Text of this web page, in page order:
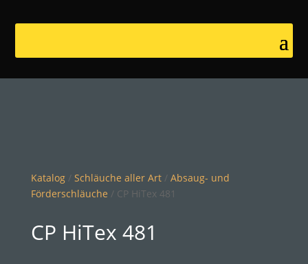
Katalog/ Schläuche aller Art/ Absaug- und
Förderschläuche / CP HiTex 481
CP HiTex 481